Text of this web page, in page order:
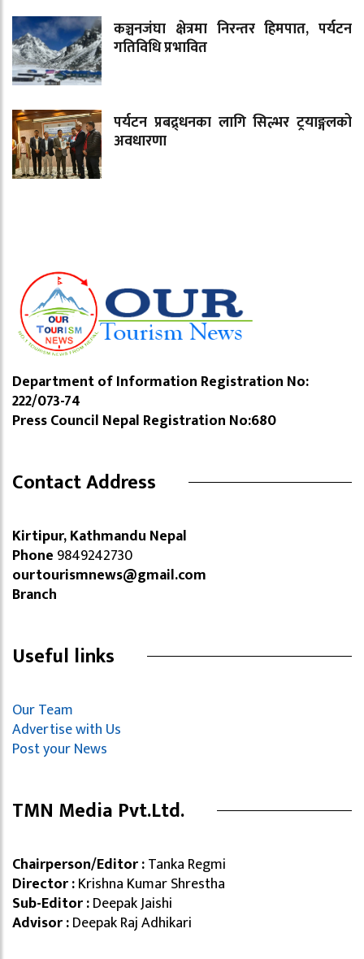
कञ्चनजंघा क्षेत्रमा निरन्तर हिमपात, पर्यटन
गतिविधि प्रभावित
पर्यटन प्रबद्र्धनका लागि सिल्भर ट्रयाङ्गलको
अवधारणा
Department of Information Registration No:
222/073-74
Press Council Nepal Registration No:680
Contact Address
Kirtipur, Kathmandu Nepal
Phone 9849242730
ourtourismnews@gmail.com
Branch
Useful links
Our Team
Advertise with Us
Post your News
TMN Media Pvt.Ltd.
Chairperson/Editor :Tanka Regmi
Director :Krishna Kumar Shrestha
Sub-Editor :Deepak Jaishi
Advisor :Deepak Raj Adhikari